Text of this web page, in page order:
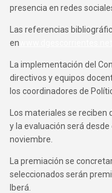
presencia en redes
Las referencias
en
La implementación del
directivos y equipos
los coordinadores de
Los materiales se
y la evaluación será
noviembre.
La premiación se
seleccionados serán
Iberá.